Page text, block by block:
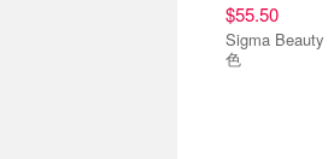
$55.50
Sigma Beauty 3DHD Kabuki刷 黑
色